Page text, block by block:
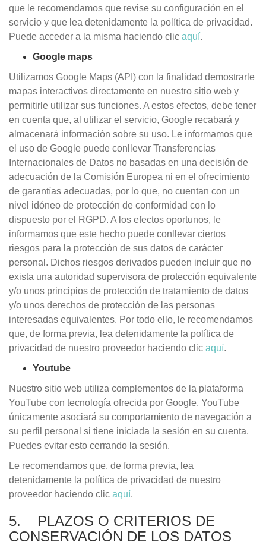
que le recomendamos que revise su configuración en el
servicio y que lea detenidamente la política de privacidad.
Puede acceder a la misma haciendo clic aquí.
Google maps
Utilizamos Google Maps (API) con la finalidad demostrarle
mapas interactivos directamente en nuestro sitio web y
permitirle utilizar sus funciones. A estos efectos, debe tener
en cuenta que, al utilizar el servicio, Google recabará y
almacenará información sobre su uso. Le informamos que
el uso de Google puede conllevar Transferencias
Internacionales de Datos no basadas en una decisión de
adecuación de la Comisión Europea ni en el ofrecimiento
de garantías adecuadas, por lo que, no cuentan con un
nivel idóneo de protección de conformidad con lo
dispuesto por el RGPD. A los efectos oportunos, le
informamos que este hecho puede conllevar ciertos
riesgos para la protección de sus datos de carácter
personal. Dichos riesgos derivados pueden incluir que no
exista una autoridad supervisora de protección equivalente
y/o unos principios de protección de tratamiento de datos
y/o unos derechos de protección de las personas
interesadas equivalentes. Por todo ello, le recomendamos
que, de forma previa, lea detenidamente la política de
privacidad de nuestro proveedor haciendo clic aquí.
Youtube
Nuestro sitio web utiliza complementos de la plataforma
YouTube con tecnología ofrecida por Google. YouTube
únicamente asociará su comportamiento de navegación a
su perfil personal si tiene iniciada la sesión en su cuenta.
Puedes evitar esto cerrando la sesión.
Le recomendamos que, de forma previa, lea
detenidamente la política de privacidad de nuestro
proveedor haciendo clic aquí.
5. PLAZOS O CRITERIOS DE
CONSERVACIÓN DE LOS DATOS